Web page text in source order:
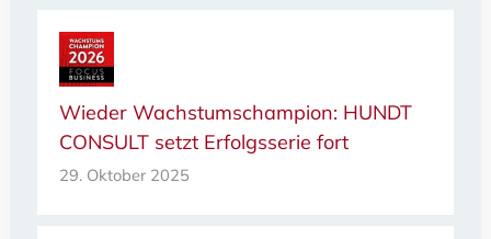
Wieder Wachstumschampion: HUNDT
CONSULT setzt Erfolgsserie fort
29. Oktober 2025